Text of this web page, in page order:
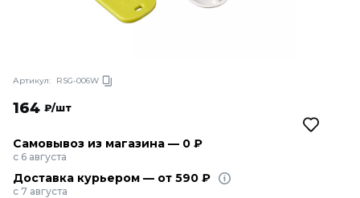
Артикул: RSG-006W
164 ₽/шт
Самовывоз из магазина — 0 ₽
с 6 августа
Доставка курьером — от 590 ₽
с 7 августа